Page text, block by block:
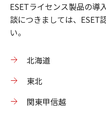
ESETライセンス製品の導
談につきましては、ESET
い。
北海道
東北
関東甲信越